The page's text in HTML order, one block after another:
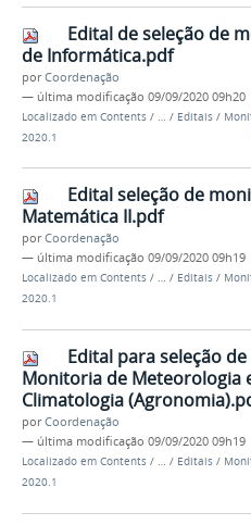
Edital de seleção de
de Informática.pdf
porCoordenação
— última modificação 09/09/2020 09h20
Localizado em Contents / … / Editais /
2020.1
Edital seleção de
Matemática II.pdf
porCoordenação
— última modificação 09/09/2020 09h19
Localizado em Contents / … / Editais /
2020.1
Edital para seleção de
Monitoria de Meteorologia
Climatologia
porCoordenação
— última modificação 09/09/2020 09h19
Localizado em Contents / … / Editais /
2020.1